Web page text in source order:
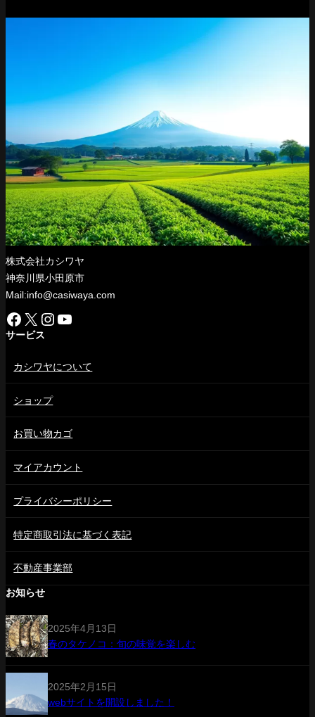
株式会社カシワヤ
神奈川県小田原市
Mail:info@casiwaya.com
Facebook X Instagram YouTube
サービス
カシワヤについて
ショップ
お買い物カゴ
マイアカウント
プライバシーポリシー
特定商取引法に基づく表記
不動産事業部
お知らせ
2025年4月13日
春のタケノコ：旬の味覚を楽しむ
2025年2月15日
webサイトを開設しました！